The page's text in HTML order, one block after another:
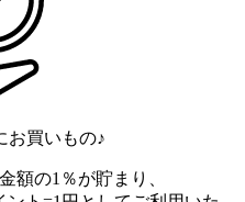
お買いもの♪
額の1％が貯まり、